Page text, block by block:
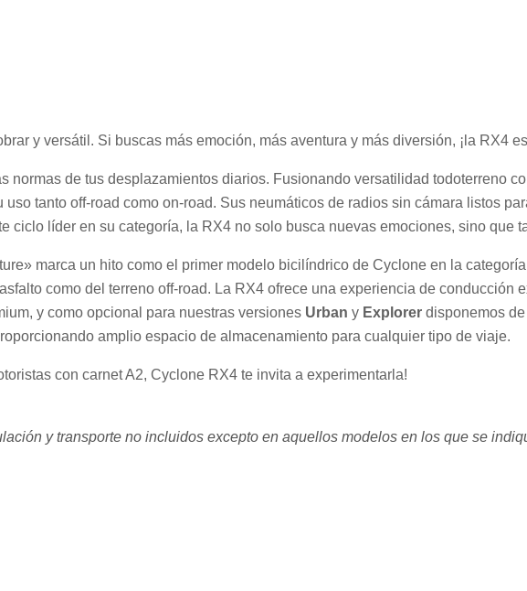
y versátil. Si buscas más emoción, más aventura y más diversión, ¡la RX4
normas de tus desplazamientos diarios. Fusionando versatilidad todoterreno
uso tanto off-road como on-road. Sus neumáticos de radios sin cámara listos
ciclo líder en su categoría, la RX4 no solo busca nuevas emociones, sino que
marca un hito como el primer modelo bicilíndrico de Cyclone en la
como del terreno off-road. La RX4 ofrece una experiencia de conducción
y como opcional para nuestras versiones Urban y Explorer disponemos
amplio espacio de almacenamiento para cualquier tipo de viaje.
con carnet A2, Cyclone RX4 te invita a experimentarla!
y transporte no incluidos excepto en aquellos modelos en los que se